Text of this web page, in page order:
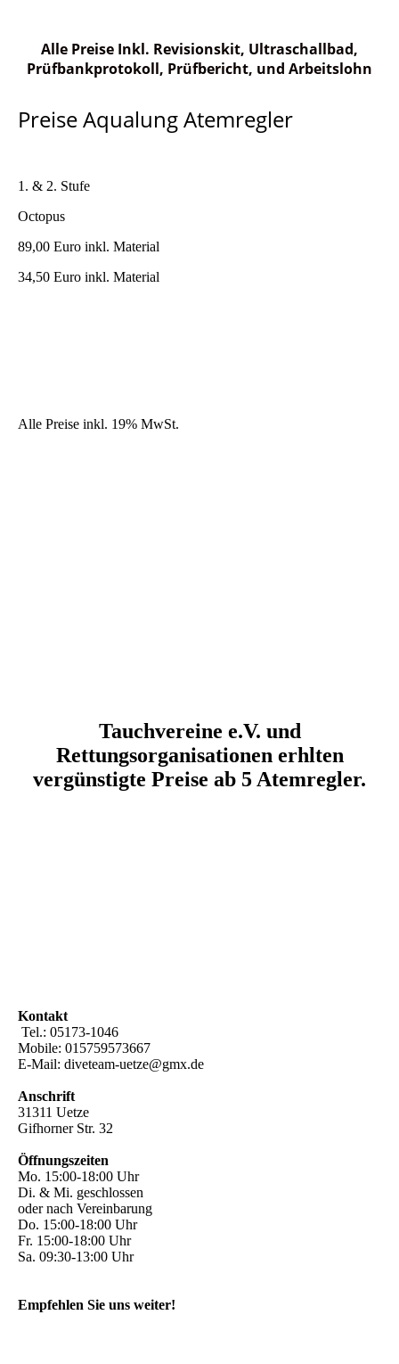
Alle Preise Inkl. Revisionskit, Ultraschallbad,
Prüfbankprotokoll, Prüfbericht, und Arbeitslohn
Preise Aqualung Atemregler
1. & 2. Stufe
Octopus
89,00 Euro inkl. Material
34,50 Euro inkl. Material
Alle Preise inkl. 19% MwSt.
Tauchvereine e.V. und
Rettungsorganisationen erhlten
vergünstigte Preise ab 5 Atemregler.
Kontakt
Tel.: 05173-1046
Mobile: 015759573667
E-Mail: diveteam-uetze@gmx.de
Anschrift
31311 Uetze
Gifhorner Str. 32
Öffnungszeiten
Mo. 15:00-18:00 Uhr
Di. & Mi. geschlossen
oder nach Vereinbarung
Do. 15:00-18:00 Uhr
Fr. 15:00-18:00 Uhr
Sa. 09:30-13:00 Uhr
Empfehlen Sie uns weiter!